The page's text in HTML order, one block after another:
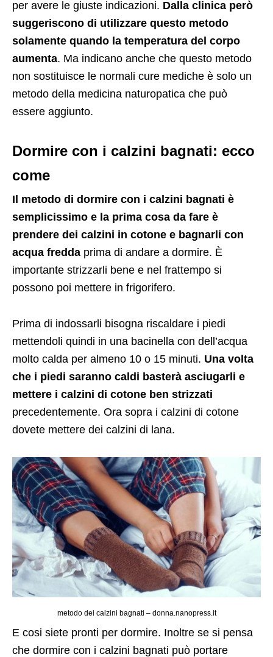
per avere le giuste indicazioni. Dalla clinica però
suggeriscono di utilizzare questo metodo
solamente quando la temperatura del corpo
aumenta. Ma indicano anche che questo metodo
non sostituisce le normali cure mediche è solo un
metodo della medicina naturopatica che può
essere aggiunto.
Dormire con i calzini bagnati: ecco
come
Il metodo di dormire con i calzini bagnati è
semplicissimo e la prima cosa da fare è
prendere dei calzini in cotone e bagnarli con
acqua fredda prima di andare a dormire. È
importante strizzarli bene e nel frattempo si
possono poi mettere in frigorifero.
Prima di indossarli bisogna riscaldare i piedi
mettendoli quindi in una bacinella con dell’acqua
molto calda per almeno 10 o 15 minuti. Una volta
che i piedi saranno caldi basterà asciugarli e
mettere i calzini di cotone ben strizzati
precedentemente. Ora sopra i calzini di cotone
dovete mettere dei calzini di lana.
metodo dei calzini bagnati – donna.nanopress.it
E cosi siete pronti per dormire. Inoltre se si pensa
che dormire con i calzini bagnati può portare